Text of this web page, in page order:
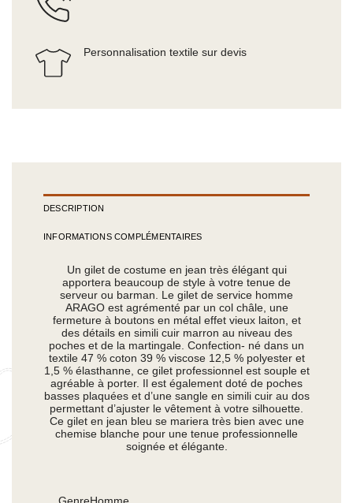
Personnalisation textile sur devis
DESCRIPTION
INFORMATIONS COMPLÉMENTAIRES
Un gilet de costume en jean très élégant qui
apportera beaucoup de style à votre tenue de
serveur ou barman. Le gilet de service homme
ARAGO est agrémenté par un col châle, une
fermeture à boutons en métal effet vieux laiton, et
des détails en simili cuir marron au niveau des
poches et de la martingale. Confection- né dans un
textile 47 % coton 39 % viscose 12,5 % polyester et
1,5 % élasthanne, ce gilet professionnel est souple et
agréable à porter. Il est également doté de poches
basses plaquées et d’une sangle en simili cuir au dos
permettant d’ajuster le vêtement à votre silhouette.
Ce gilet en jean bleu se mariera très bien avec une
chemise blanche pour une tenue professionnelle
soignée et élégante.